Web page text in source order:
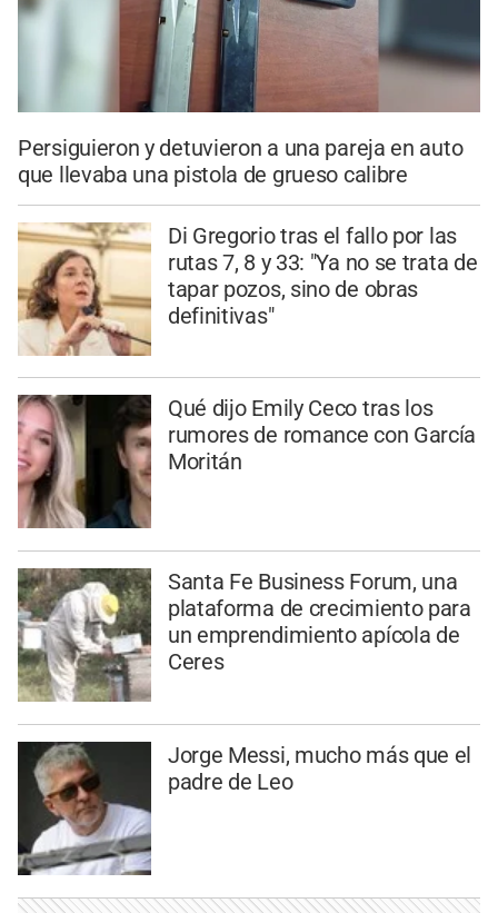
Persiguieron y detuvieron a una pareja en auto
que llevaba una pistola de grueso calibre
Di Gregorio tras el fallo por las
rutas 7, 8 y 33: "Ya no se trata de
tapar pozos, sino de obras
definitivas"
Qué dijo Emily Ceco tras los
rumores de romance con García
Moritán
Santa Fe Business Forum, una
plataforma de crecimiento para
un emprendimiento apícola de
Ceres
Jorge Messi, mucho más que el
padre de Leo